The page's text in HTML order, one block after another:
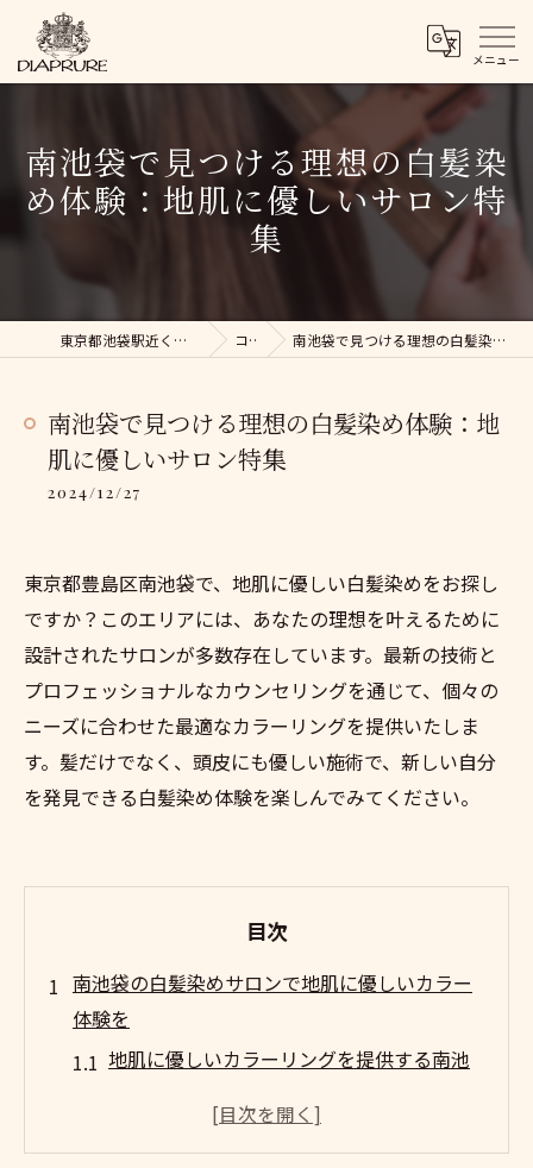
南池袋で見つける理想の白髪染
め体験：地肌に優しいサロン特
集
東京都池袋駅近くの美容院ならDIAPRURE コラム 南池袋で見つける理想の白髪染め体験：地肌に優しいサロン特集
南池袋で見つける理想の白髪染め体験：地
肌に優しいサロン特集
2024/12/27
東京都豊島区南池袋で、地肌に優しい白髪染めをお探し
ですか？このエリアには、あなたの理想を叶えるために
設計されたサロンが多数存在しています。最新の技術と
プロフェッショナルなカウンセリングを通じて、個々の
ニーズに合わせた最適なカラーリングを提供いたしま
す。髪だけでなく、頭皮にも優しい施術で、新しい自分
を発見できる白髪染め体験を楽しんでみてください。
目次
南池袋の白髪染めサロンで地肌に優しいカラー
体験を
地肌に優しいカラーリングを提供する南池
南池袋で見つける敏感肌対応の白髪染めメ